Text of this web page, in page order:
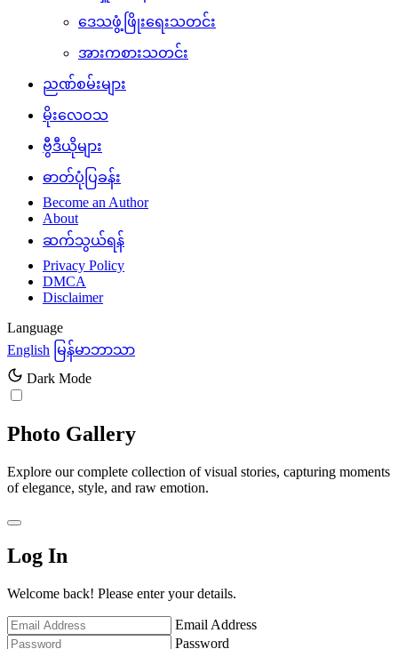
ဒေသဖွံ့ဖြိုးရေးသတင်း
အားကစားသတင်း
ညဏ်စမ်းများ
မိုးလေဝသ
ဗွီဒီယိုများ
ဓာတ်ပုံပြခန်း
Become an Author
About
ဆက်သွယ်ရန်
Privacy Policy
DMCA
Disclaimer
Language
English မြန်မာဘာသာ
Dark Mode
Photo Gallery
Explore our complete collection of visual stories, capturing moments
of elegance, style, and raw emotion.
Log In
Welcome back! Please enter your details.
Email Address
Password